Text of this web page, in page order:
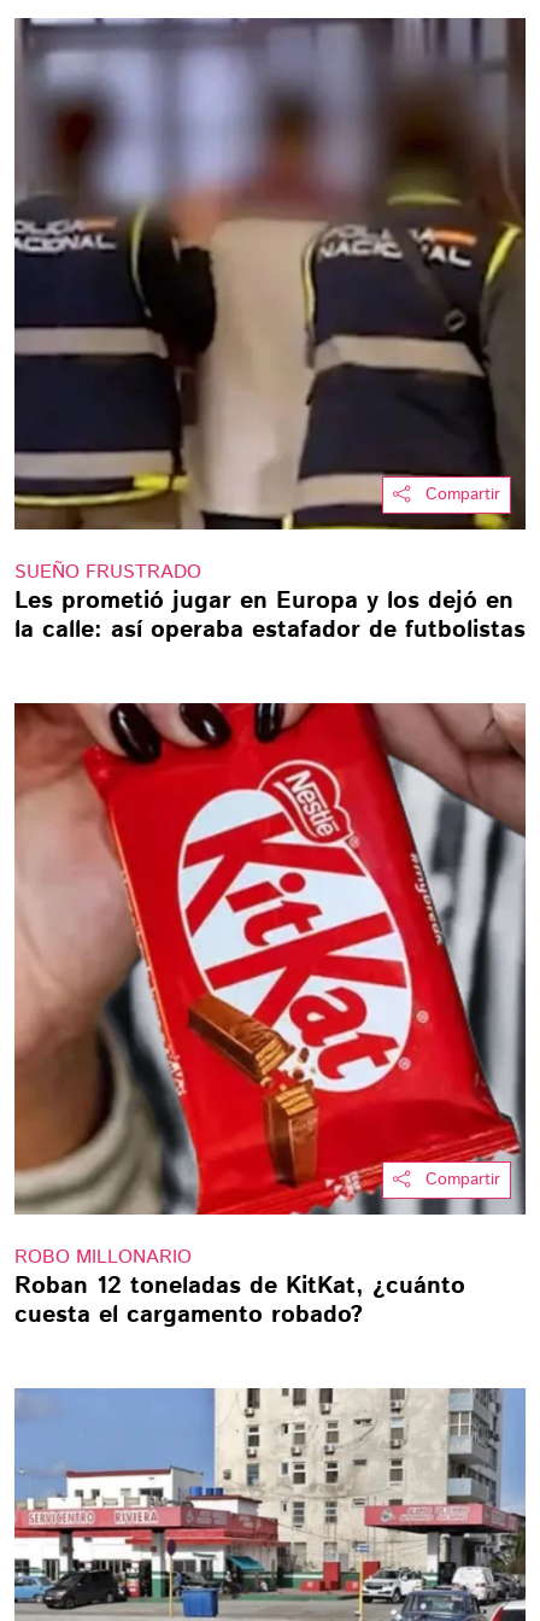
Compartir
SUEÑO FRUSTRADO
Les prometió jugar en Europa y los dejó en
la calle: así operaba estafador de futbolistas
Compartir
ROBO MILLONARIO
Roban 12 toneladas de KitKat, ¿cuánto
cuesta el cargamento robado?